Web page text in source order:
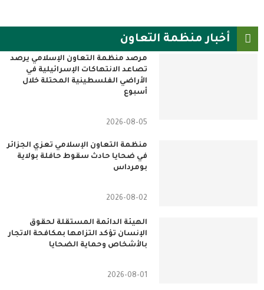
أخبار منظمة التعاون
مرصد منظمة التعاون الإسلامي يرصد
تصاعد الانتهاكات الإسرائيلية في
الأراضي الفلسطينية المحتلة خلال
أسبوع
2026-08-05
منظمة التعاون الإسلامي تعزي الجزائر
في ضحايا حادث سقوط حافلة بولاية
بومرداس
2026-08-02
الهيئة الدائمة المستقلة لحقوق
الإنسان تؤكد التزامها بمكافحة الاتجار
بالأشخاص وحماية الضحايا
2026-08-01